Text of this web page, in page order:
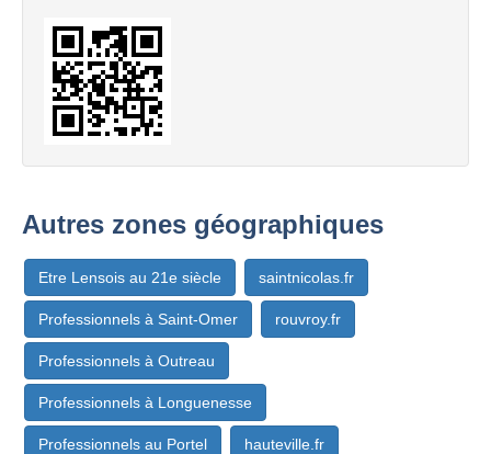
Autres zones géographiques
Etre Lensois au 21e siècle saintnicolas.fr
Professionnels à Saint-Omer rouvroy.fr
Professionnels à Outreau
Professionnels à Longuenesse
Professionnels au Portel hauteville.fr